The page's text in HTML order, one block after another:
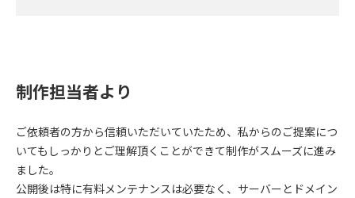
制作担当者より
ご依頼者の方から信頼いただいていたため、私からのご提案につ
いてもしっかりとご理解頂くことができて制作がスムーズに進み
ました。
公開後は特に有料メンテナンスは必要なく、サーバーとドメイン